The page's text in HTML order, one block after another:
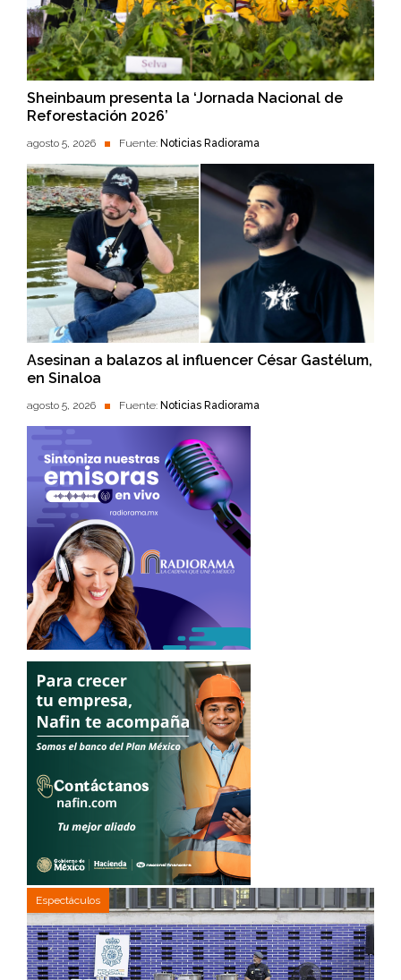
Sheinbaum presenta la ‘Jornada Nacional de
Reforestación 2026’
agosto 5, 2026 Fuente: Noticias Radiorama
Asesinan a balazos al influencer César Gastélum,
en Sinaloa
agosto 5, 2026 Fuente: Noticias Radiorama
Espectáculos